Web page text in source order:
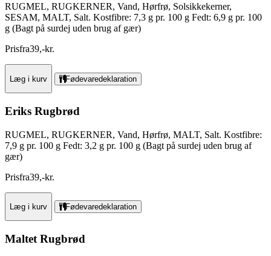
RUGMEL, RUGKERNER, Vand, Hørfrø, Solsikkekerner,
SESAM, MALT, Salt. Kostfibre: 7,3 g pr. 100 g Fedt: 6,9 g pr. 100
g (Bagt på surdej uden brug af gær)
Prisfra39,-kr.
Læg i kurv Fødevaredeklaration
Eriks Rugbrød
RUGMEL, RUGKERNER, Vand, Hørfrø, MALT, Salt. Kostfibre:
7,9 g pr. 100 g Fedt: 3,2 g pr. 100 g (Bagt på surdej uden brug af
gær)
Prisfra39,-kr.
Læg i kurv Fødevaredeklaration
Maltet Rugbrød